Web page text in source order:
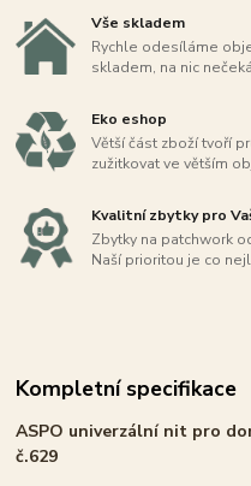
Vše skladem
Rychle odesíláme
skladem, na nic
Eko eshop
Větší část zboží tvoří
zužitkovat ve větším
Kvalitní zbytky pro
Zbytky na patchwork
Naší prioritou je co
Kompletní specifikace
ASPO univerzální nit pro
č.629